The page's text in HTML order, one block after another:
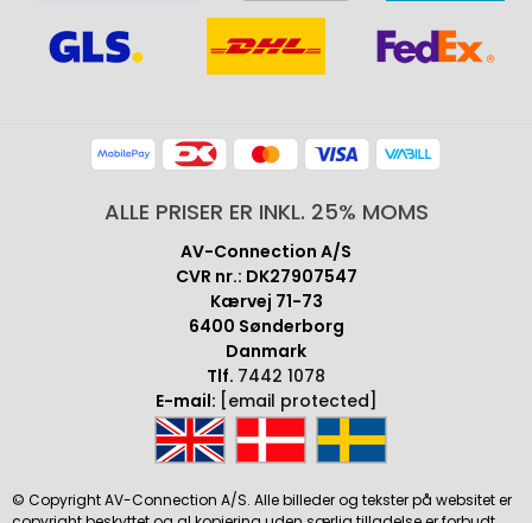
ALLE PRISER ER INKL. 25% MOMS
AV-Connection A/S
CVR nr.: DK27907547
Kærvej 71-73
6400 Sønderborg
Danmark
Tlf. 7442 1078
E-mail: [email protected]
© Copyright AV-Connection A/S. Alle billeder og tekster på websitet er